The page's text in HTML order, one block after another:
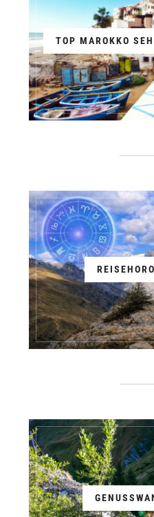
TOP MAROKKO